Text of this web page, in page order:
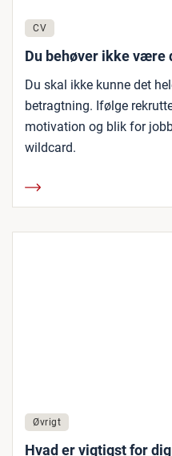
CV
Du behøver ikke være
Du skal ikke kunne det
betragtning. Ifølge
motivation og blik for
wildcard.
Øvrigt
Hvad er vigtigst for